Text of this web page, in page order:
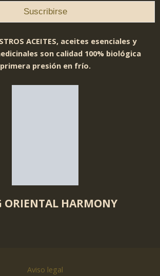
ACEITES, aceites esenciales y
son calidad 100% biológica
primera presión en frío.
ORIENTAL HARMONY
Aviso legal